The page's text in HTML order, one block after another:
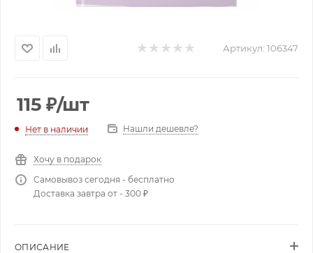
Артикул: 106347
115 ₽/шт
Нет в наличии Нашли дешевле?
Хочу в подарок
Самовывоз сегодня - бесплатно
Доставка завтра от - 300 ₽
ОПИСАНИЕ